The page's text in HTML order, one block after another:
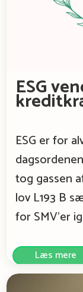
ESG
ESG er for
tog gassen
lov L193 B
for SMV’er
Læs mere